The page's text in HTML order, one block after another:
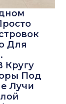
Для
Кругу
Под
Лучи